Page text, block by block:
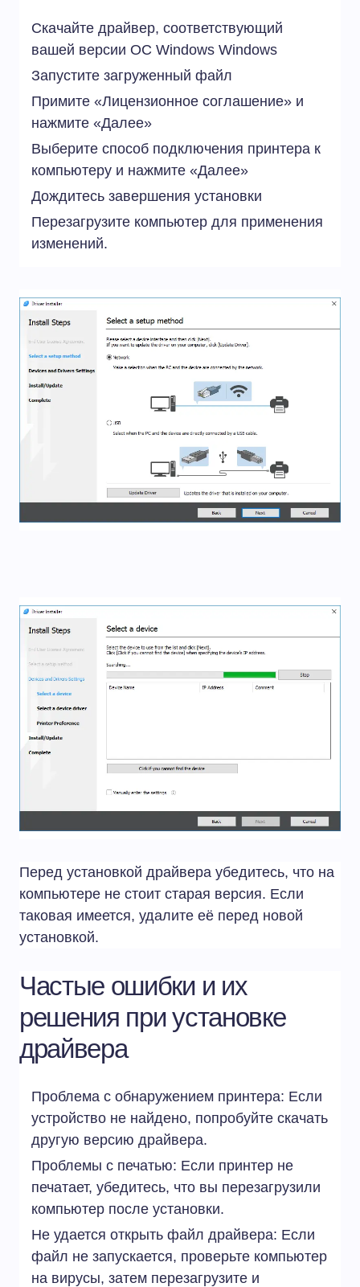
Скачайте драйвер, соответствующий
вашей версии ОС Windows Windows
Запустите загруженный файл
Примите «Лицензионное соглашение» и
нажмите «Далее»
Выберите способ подключения принтера к
компьютеру и нажмите «Далее»
Дождитесь завершения установки
Перезагрузите компьютер для применения
изменений.
Перед установкой драйвера убедитесь, что на
компьютере не стоит старая версия. Если
таковая имеется, удалите её перед новой
установкой.
Частые ошибки и их
решения при установке
драйвера
Проблема с обнаружением принтера: Если
устройство не найдено, попробуйте скачать
другую версию драйвера.
Проблемы с печатью: Если принтер не
печатает, убедитесь, что вы перезагрузили
компьютер после установки.
Не удается открыть файл драйвера: Если
файл не запускается, проверьте компьютер
на вирусы, затем перезагрузите и